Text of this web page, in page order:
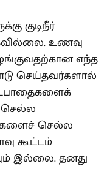
குடிநீர்
உணவு
எந்த
செய்தவர்களால்
செல்ல
கூட்டம்
இல்லை. தனது